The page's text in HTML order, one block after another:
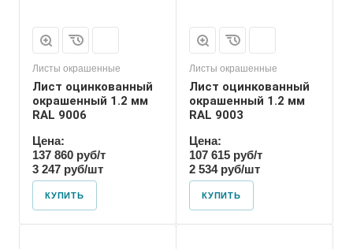
Листы окрашенные
Лист оцинкованный
окрашенный 1.2 мм
RAL 9006
Цена:
137 860 руб/т
3 247 руб/шт
КУПИТЬ
Листы окрашенные
Лист оцинкованный
окрашенный 1.2 мм
RAL 9003
Цена:
107 615 руб/т
2 534 руб/шт
КУПИТЬ